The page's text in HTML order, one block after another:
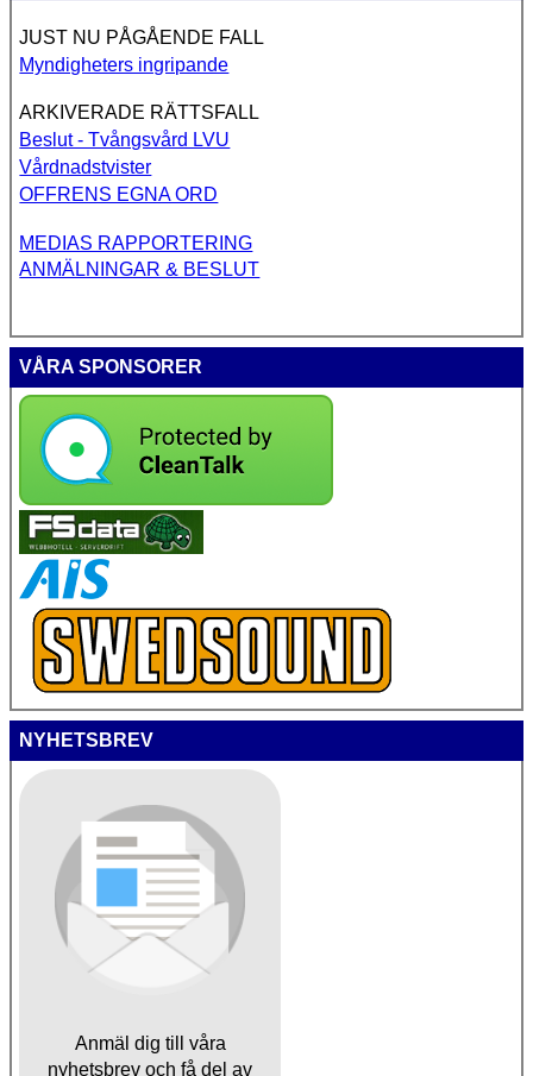
JUST NU PÅGÅENDE FALL
Myndigheters ingripande
ARKIVERADE RÄTTSFALL
Beslut - Tvångsvård LVU
Vårdnadstvister
OFFRENS EGNA ORD
MEDIAS RAPPORTERING
ANMÄLNINGAR & BESLUT
VÅRA SPONSORER
NYHETSBREV
Anmäl dig till våra
nyhetsbrev och få del av